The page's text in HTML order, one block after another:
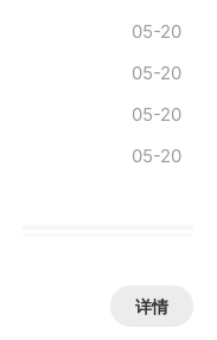
05-20
05-20
05-20
05-20
详情